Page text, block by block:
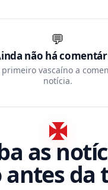
💬
não há
primeiro vascaíno a
notícia.
as
antes da